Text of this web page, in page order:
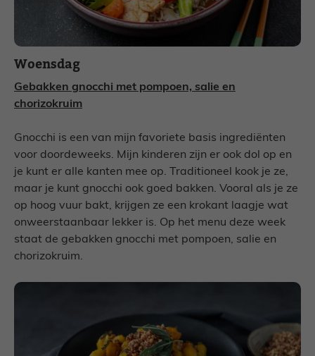
Woensdag
Gebakken gnocchi met pompoen, salie en
chorizokruim
Gnocchi is een van mijn favoriete basis ingrediënten
voor doordeweeks. Mijn kinderen zijn er ook dol op en
je kunt er alle kanten mee op. Traditioneel kook je ze,
maar je kunt gnocchi ook goed bakken. Vooral als je ze
op hoog vuur bakt, krijgen ze een krokant laagje wat
onweerstaanbaar lekker is. Op het menu deze week
staat de gebakken gnocchi met pompoen, salie en
chorizokruim.